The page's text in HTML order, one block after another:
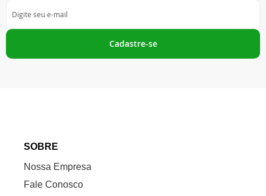
se
na
Newsletter:
Cadastre-se
SOBRE
Nossa Empresa
Fale Conosco